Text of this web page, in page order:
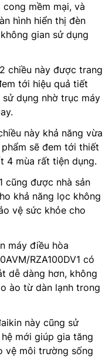
mềm mại, và
hình hiển thị đèn
gian sử dụng
chiều này được trang
tới hiệu quả tiết
dụng nhờ trục máy
này khả năng vừa
sẽ đem tới thiết
4 mùa rất tiện dụng.
cũng được nhà sản
khả năng lọc không
vệ sức khỏe cho
máy điều hòa
RZA100DV1 có
dễ dàng hơn, không
ào từ dàn lạnh trong
này cũng sử
mới giúp gia tăng
vệ môi trường sống